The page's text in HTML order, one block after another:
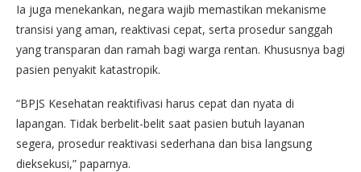
Ia juga menekankan, negara wajib memastikan mekanisme
transisi yang aman, reaktivasi cepat, serta prosedur sanggah
yang transparan dan ramah bagi warga rentan. Khususnya bagi
pasien penyakit katastropik.
“BPJS Kesehatan reaktifivasi harus cepat dan nyata di
lapangan. Tidak berbelit-belit saat pasien butuh layanan
segera, prosedur reaktivasi sederhana dan bisa langsung
dieksekusi,” paparnya.